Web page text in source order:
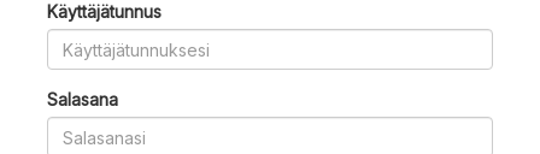
Käyttäjätunnus
Salasana